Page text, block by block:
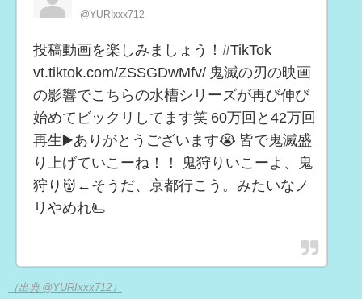
@YURIxxx712
投稿動画を楽しみましょう！#TikTok
vt.tiktok.com/ZSSGDwMfv/ 鬼滅の刃の映画
の影響でこちらの水槽シリーズが再び伸び
始めてビックリしてます笑 60万回と42万回
再生▶️ありがとうございます😭 皆で鬼滅盛
り上げていこーね！！ 鬼狩りいこーよ、鬼
狩り👹←そうだ、京都行こう。みたいなノ
リやめれ🫷
（出典 @YURIxxx712）